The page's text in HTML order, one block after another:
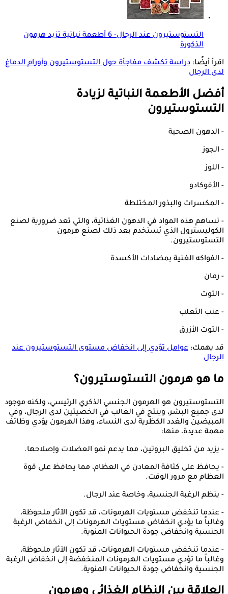
التستوستيرون عند الرجال- 6 أطعمة نباتية تزيد هرمون
الذكورة
اقرأ أيضًا: دراسة تكشف مفاجأة حول التستوستيرون وأورام الدماغ
لدى الرجال
أفضل الأطعمة النباتية لزيادة
التستوستيرون
- الدهون الصحية
- الجوز
- اللوز
- الأفوكادو
- المكسرات والبذور المختلطة
- تساهم هذه المواد في الدهون الغذائية، والتي تعد ضرورية لصنع
الكوليسترول الذي يُستخدم بعد ذلك لصنع هرمون
التستوستيرون.
- الفواكه الغنية بمضادات الأكسدة
- رمان
- التوت
- عنب الثعلب
- التوت الأزرق
قد يهمك: عوامل تؤدي إلى انخفاض مستوى التستوستيرون عند
الرجال
ما هو هرمون التستوستيرون؟
التستوستيرون هو الهرمون الجنسي الذكري الرئيسي، ولكنه موجود
لدى جميع البشر، وينتج في الغالب في الخصيتين لدى الرجال، وفي
المبيضين والغدد الكظرية لدى النساء، وهذا الهرمون يؤدي وظائف
مهمة عديدة، منها:
- يزيد من تخليق البروتين، مما يدعم نمو العضلات وإصلاحها.
- يحافظ على كثافة المعادن في العظام، مما يحافظ على قوة
العظام مع مرور الوقت.
- ينظم الرغبة الجنسية، وخاصة عند الرجال.
- عندما تنخفض مستويات الهرمونات، قد تكون الآثار ملحوظة،
وغالباً ما يؤدي انخفاض مستويات الهرمونات إلى انخفاض الرغبة
الجنسية وانخفاض جودة الحيوانات المنوية.
- عندما تنخفض مستويات الهرمونات، قد تكون الآثار ملحوظة،
وغالباً ما تؤدي مستويات الهرمونات المنخفضة إلى انخفاض الرغبة
الجنسية وانخفاض جودة الحيوانات المنوية.